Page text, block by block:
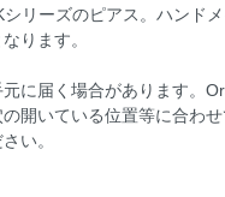
リーズのピアス。ハンド
ります。
に届く場合があります。
開いている位置等に合わ
い。